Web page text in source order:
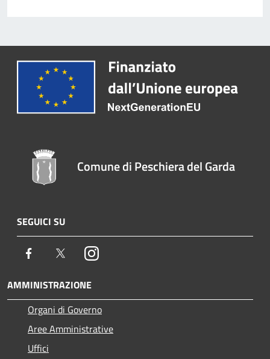
Comune di Peschiera del Garda
SEGUICI SU
Facebook TwitterInstagram
AMMINISTRAZIONE
Organi di Governo
Aree Amministrative
Uffici